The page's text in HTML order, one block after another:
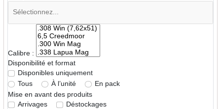
Calibre :
Disponibilité et format
Disponibles uniquement
Tous
À l’unité
En pack
Mise en avant des produits
Arrivages
Déstockages